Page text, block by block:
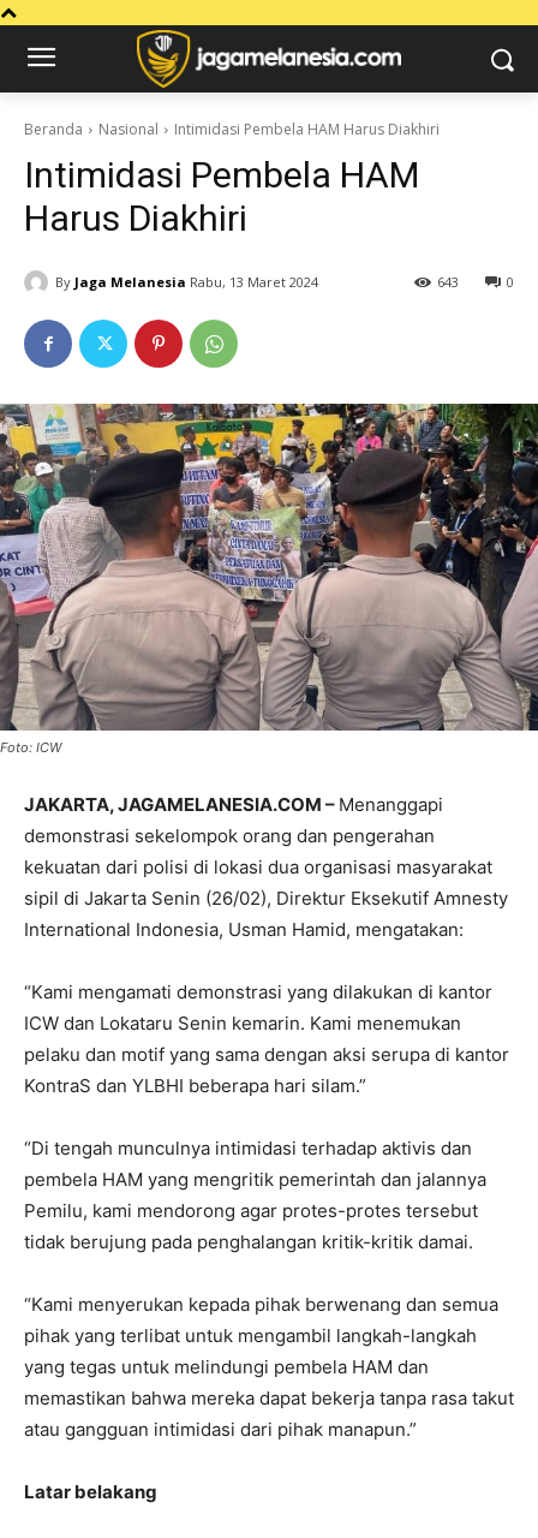
Beranda Nasional Intimidasi Pembela HAM Harus Diakhiri
Intimidasi Pembela HAM
Harus Diakhiri
By Jaga Melanesia Rabu, 13 Maret 2024 0
643
Foto: ICW
JAKARTA, JAGAMELANESIA.COM – Menanggapi
demonstrasi sekelompok orang dan pengerahan
kekuatan dari polisi di lokasi dua organisasi masyarakat
sipil di Jakarta Senin (26/02), Direktur Eksekutif Amnesty
International Indonesia, Usman Hamid, mengatakan:
“Kami mengamati demonstrasi yang dilakukan di kantor
ICW dan Lokataru Senin kemarin. Kami menemukan
pelaku dan motif yang sama dengan aksi serupa di kantor
KontraS dan YLBHI beberapa hari silam.”
“Di tengah munculnya intimidasi terhadap aktivis dan
pembela HAM yang mengritik pemerintah dan jalannya
Pemilu, kami mendorong agar protes-protes tersebut
tidak berujung pada penghalangan kritik-kritik damai.
“Kami menyerukan kepada pihak berwenang dan semua
pihak yang terlibat untuk mengambil langkah-langkah
yang tegas untuk melindungi pembela HAM dan
memastikan bahwa mereka dapat bekerja tanpa rasa takut
atau gangguan intimidasi dari pihak manapun.”
Latar belakang